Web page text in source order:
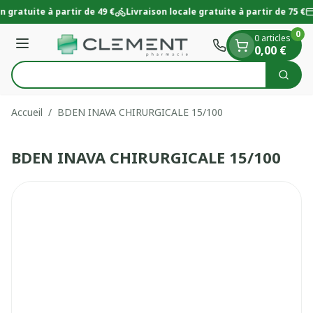
Aller au contenu
1 de 1
gratuite à partir de 49 € Livraison locale gratuite à partir de 75 €
Menu
Rechercher
0 articles
0,00 €
0
Accueil / BDEN INAVA CHIRURGICALE 15/100
BDEN INAVA CHIRURGICALE 15/100